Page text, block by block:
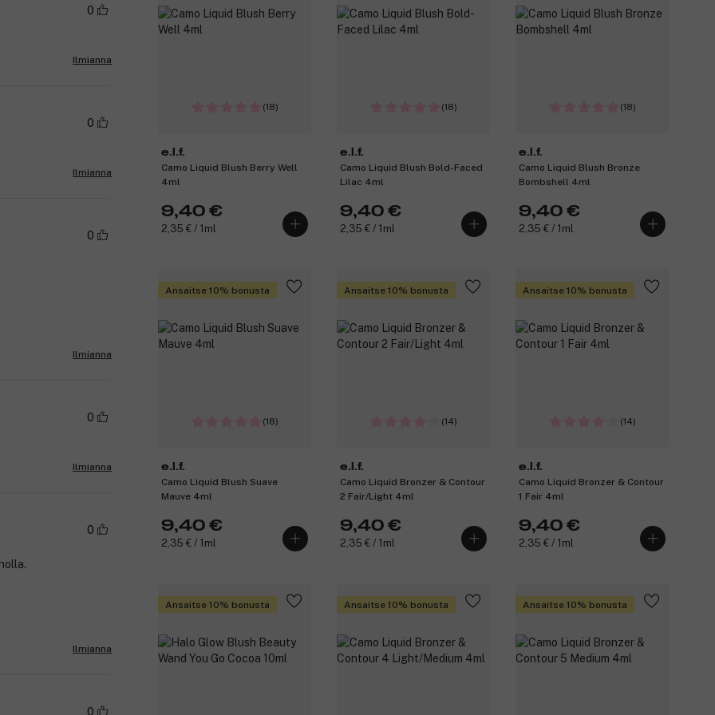
(18)
e.l.f.
Camo Liquid Blush Berry Well
4ml
9,40 €
2,35 € / 1ml
(18)
e.l.f.
Camo Liquid Blush Bold-Faced
Lilac 4ml
9,40 €
2,35 € / 1ml
(18)
e.l.f.
Camo Liquid Blush Bronze
Bombshell 4ml
9,40 €
2,35 € / 1ml
Ansaitse 10% bonusta
(18)
e.l.f.
Camo Liquid Blush Suave
Mauve 4ml
9,40 €
2,35 € / 1ml
Ansaitse 10% bonusta
(14)
e.l.f.
Camo Liquid Bronzer & Contour
2 Fair/Light 4ml
9,40 €
2,35 € / 1ml
Ansaitse 10% bonusta
(14)
e.l.f.
Camo Liquid Bronzer & Contour
1 Fair 4ml
9,40 €
2,35 € / 1ml
Ansaitse 10% bonusta Ansaitse 10% bonusta Ansaitse 10% bonusta
0
Ilmianna
0
Ilmianna
0
Ilmianna
0
Ilmianna
0
Ilmianna
0